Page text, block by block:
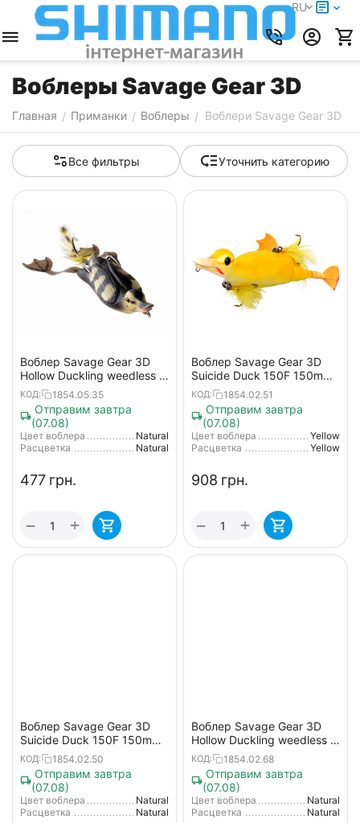
RU
Воблеры Savage Gear 3D
Главная / Приманки / Воблеры / Воблери Savage Gear 3D
Все фильтры Уточнить категорию
Воблер Savage Gear 3D
Hollow Duckling weedless S
75mm 15g 01-Natural
КОД: 1854.05.35
Отправим завтра
(07.08)
Цвет воблера
Natural
Расцветка
Natural
‍477‍ грн.
+
−
Воблер Savage Gear 3D
Suicide Duck 150F 150mm
70.0 g #02 Yellow
КОД: 1854.02.51
Отправим завтра
(07.08)
Цвет воблера
Yellow
Расцветка
Yellow
‍908‍ грн.
+
−
Воблер Savage Gear 3D
Suicide Duck 150F 150mm
70.0 g #01 Natural
КОД: 1854.02.50
Отправим завтра
(07.08)
Цвет воблера
Natural
Расцветка
Natural
Воблер Savage Gear 3D
Hollow Duckling weedless L
100mm 40g 01-Natural
КОД: 1854.02.68
Отправим завтра
(07.08)
Цвет воблера
Natural
Расцветка
Natural